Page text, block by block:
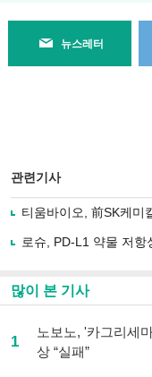
뉴스레터
관련기사
티움바이오, 前SK케미
로슈, PD-L1 약물 저
많이 본 기사
1
노보노, '카그리세
상 “실패”